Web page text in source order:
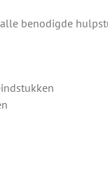
benodigde